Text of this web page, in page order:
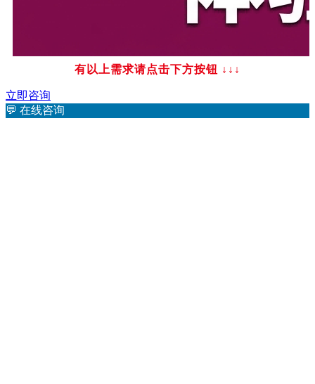
有以上需求请点击下方按钮 ↓↓↓
立即咨询
💬 在线咨询